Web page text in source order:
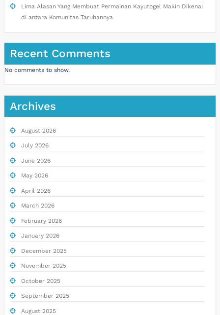
Lima Alasan Yang Membuat Permainan Kayutogel Makin Dikenal
di antara Komunitas Taruhannya
Recent Comments
No comments to show.
Archives
August 2026
July 2026
June 2026
May 2026
April 2026
March 2026
February 2026
January 2026
December 2025
November 2025
October 2025
September 2025
August 2025